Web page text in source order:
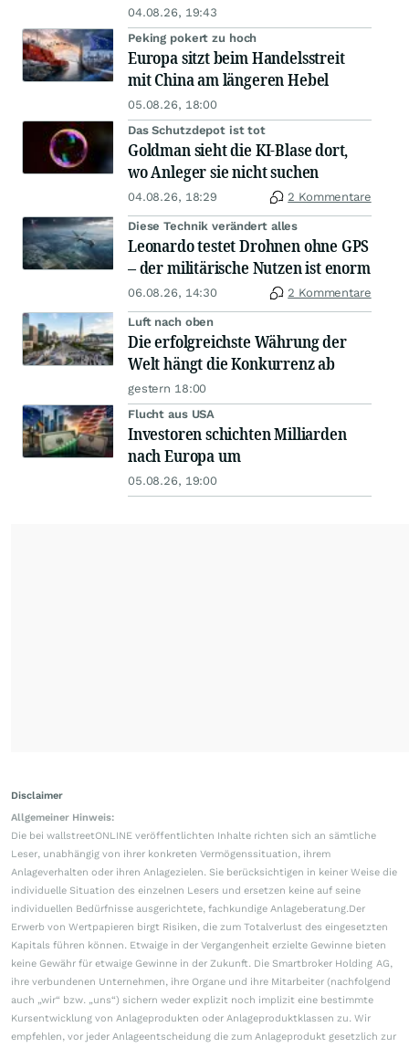
04.08.26, 19:43
Peking pokert zu hoch
Europa sitzt beim Handelsstreit
mit China am längeren Hebel
05.08.26, 18:00
Das Schutzdepot ist tot
Goldman sieht die KI-Blase dort,
wo Anleger sie nicht suchen
04.08.26, 18:29 2 Kommentare
Diese Technik verändert alles
Leonardo testet Drohnen ohne GPS
– der militärische Nutzen ist enorm
06.08.26, 14:30 2 Kommentare
Luft nach oben
Die erfolgreichste Währung der
Welt hängt die Konkurrenz ab
gestern 18:00
Flucht aus USA
Investoren schichten Milliarden
nach Europa um
05.08.26, 19:00
Disclaimer
Allgemeiner Hinweis:
Die bei wallstreetONLINE veröffentlichten Inhalte richten sich an sämtliche
Leser, unabhängig von ihrer konkreten Vermögenssituation, ihrem
Anlageverhalten oder ihren Anlagezielen. Sie berücksichtigen in keiner Weise die
individuelle Situation des einzelnen Lesers und ersetzen keine auf seine
individuellen Bedürfnisse ausgerichtete, fachkundige Anlageberatung.Der
Erwerb von Wertpapieren birgt Risiken, die zum Totalverlust des eingesetzten
Kapitals führen können. Etwaige in der Vergangenheit erzielte Gewinne bieten
keine Gewähr für etwaige Gewinne in der Zukunft. Die Smartbroker Holding AG,
ihre verbundenen Unternehmen, ihre Organe und ihre Mitarbeiter (nachfolgend
auch „wir“ bzw. „uns“) sichern weder explizit noch implizit eine bestimmte
Kursentwicklung von Anlageprodukten oder Anlageproduktklassen zu. Wir
empfehlen, vor jeder Anlageentscheidung die zum Anlageprodukt gesetzlich zur